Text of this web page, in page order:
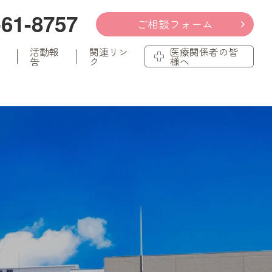
8757 ご相談フォーム
活動報
告
関連リン
ク
医療関係者の皆
様へ